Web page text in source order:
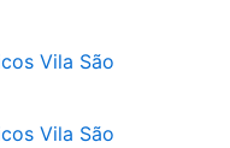
Vila São
Vila São